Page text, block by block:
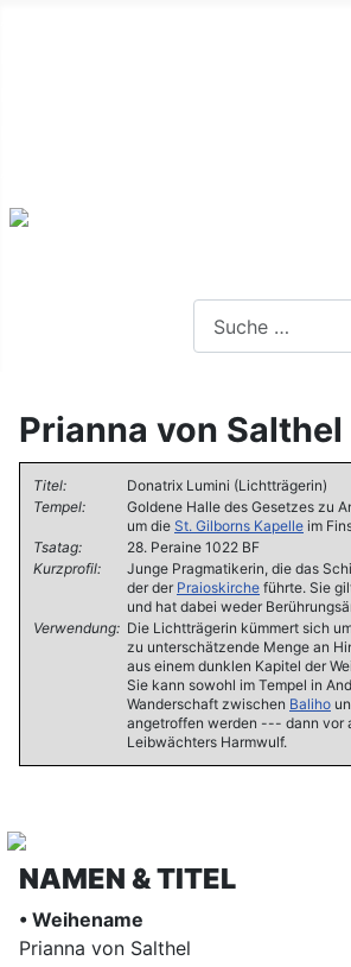
Prianna von Salthel
Titel:
Donatrix Lumini (Lichtträgerin)
Tempel:
Goldene Halle des Gesetzes zu
um die St. Gilborns Kapelle im
Tsatag:
28. Peraine 1022 BF
Kurzprofil:
Junge Pragmatikerin, die das
der der Praioskirche führte. Sie
und hat dabei weder
Verwendung: Die Lichtträgerin kümmert sich
zu unterschätzende Menge an
aus einem dunklen Kapitel der
Sie kann sowohl im Tempel in
Wanderschaft zwischen Baliho
angetroffen werden --- dann vor
Leibwächters Harmwulf.
NAMEN & TITEL
• Weihename
Prianna von Salthel